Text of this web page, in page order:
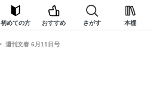
初めての方 おすすめ さがす 本棚
週刊文春 6月11日号